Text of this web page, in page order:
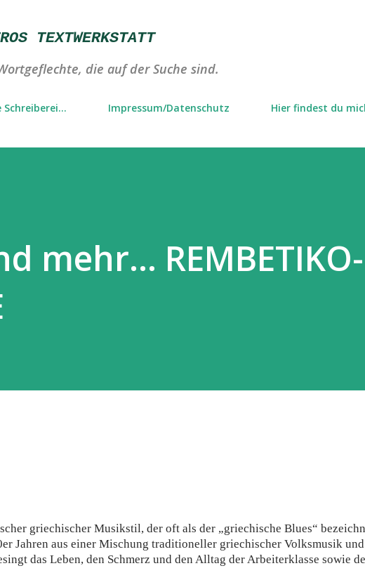
TEXTWERKSTATT
die auf der Suche sind.
Schreiberei... Impressum/Datenschutz Hier findest du
mehr… REMBETIKO-
griechischer Musikstil, der oft als der „griechische Blues“
Jahren aus einer Mischung traditioneller griechischer Volksmusik und
das Leben, den Schmerz und den Alltag der Arbeiterklasse sowie